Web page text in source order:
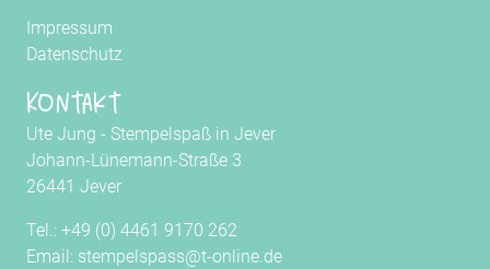
Impressum
Datenschutz
Kontakt
Ute Jung - Stempelspaß in Jever
Johann-Lünemann-Straße 3
26441 Jever
Tel.: +49 (0) 4461 9170 262
Email: stempelspass@t-online.de